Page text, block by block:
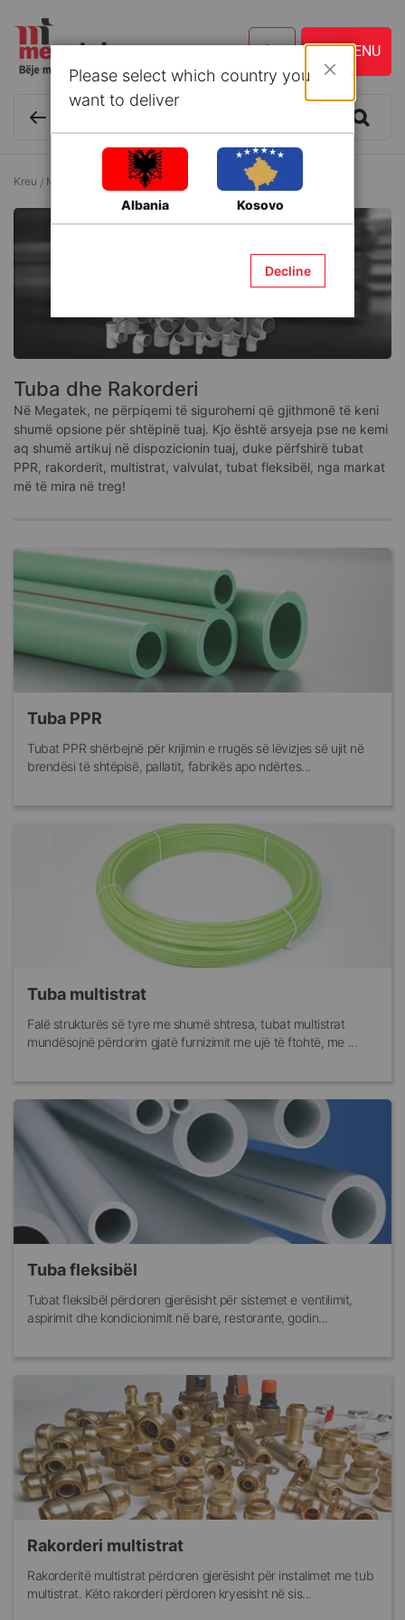
Kreu Materiale ndërtimi Tuba dhe Rakorderi
Tuba dhe Rakorderi
Në Megatek, ne përpiqemi të sigurohemi që gjithmonë të keni
shumë opsione për shtëpinë tuaj. Kjo është arsyeja pse ne kemi
aq shumë artikuj në dispozicionin tuaj, duke përfshirë tubat
PPR, rakorderit, multistrat, valvulat, tubat fleksibël, nga markat
më të mira në treg!
Tuba PPR
Tubat PPR shërbejnë për krijimin e rrugës së lëvizjes së ujit në
brendësi të shtëpisë, pallatit, fabrikës apo ndërtes...
Tuba multistrat
Falë strukturës së tyre me shumë shtresa, tubat multistrat
mundësojnë përdorim gjatë furnizimit me ujë të ftohtë, me ...
Tuba fleksibël
Tubat fleksibël përdoren gjerësisht për sistemet e ventilimit,
aspirimit dhe kondicionimit në bare, restorante, godin...
Rakorderi multistrat
Rakorderitë multistrat përdoren gjerësisht për instalimet me tub
multistrat. Këto rakorderi përdoren kryesisht në sis...
Please select which country you
want to deliver
Albania Kosovo
Decline